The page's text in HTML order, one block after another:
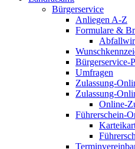
Bürgerservice
Anliegen A-Z
Formulare &
Bürgerservice-
Umfragen
Zulassung-
Zulassung-
Online-
Führerschein-